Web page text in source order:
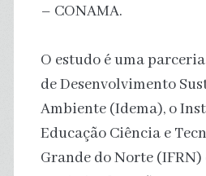
– CONAMA.
O estudo é uma
de Desenvolvimento
Ambiente (Idema), o
Educação Ciência e
Grande do Norte (IFRN)